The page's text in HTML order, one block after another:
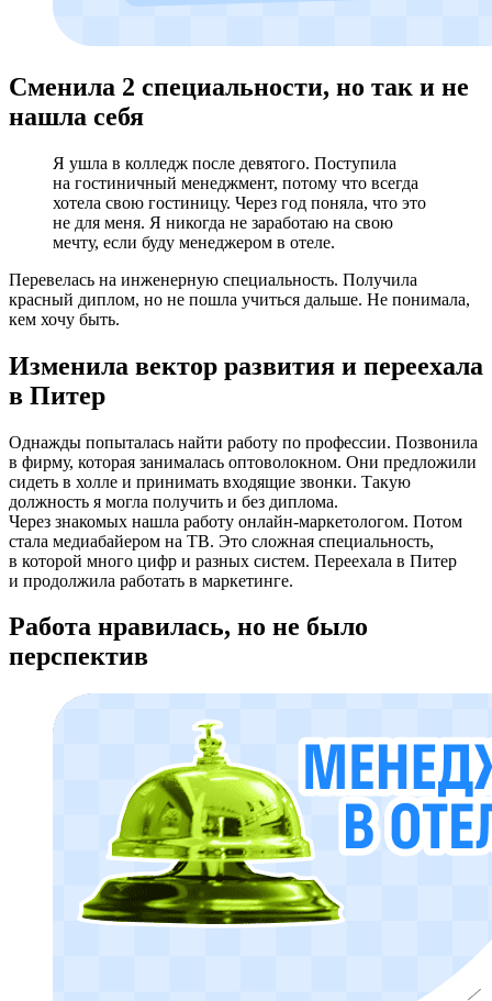
Сменила 2 специальности, но так и не
нашла себя
Я ушла в колледж после девятого. Поступила
на гостиничный менеджмент, потому что всегда
хотела свою гостиницу. Через год поняла, что это
не для меня. Я никогда не заработаю на свою
мечту, если буду менеджером в отеле.
Перевелась на инженерную специальность. Получила
красный диплом, но не пошла учиться дальше. Не понимала,
кем хочу быть.
Изменила вектор развития и переехала
в Питер
Однажды попыталась найти работу по профессии. Позвонила
в фирму, которая занималась оптоволокном. Они предложили
сидеть в холле и принимать входящие звонки. Такую
должность я могла получить и без диплома.
Через знакомых нашла работу онлайн-маркетологом. Потом
стала медиабайером на ТВ. Это сложная специальность,
в которой много цифр и разных систем. Переехала в Питер
и продолжила работать в маркетинге.
Работа нравилась, но не было
перспектив